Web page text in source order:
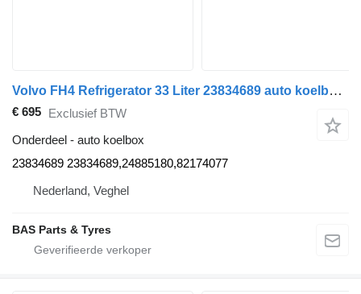
Volvo FH4 Refrigerator 33 Liter 23834689 auto koelbox voor Volvo FH4 vrachtwagen
€ 695 Exclusief BTW
Onderdeel - auto koelbox
23834689 23834689,24885180,82174077
Nederland, Veghel
BAS Parts & Tyres